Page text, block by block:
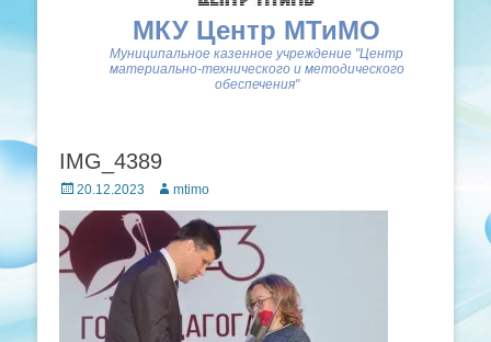
МКУ Центр МТиМО
Муниципальное казенное учреждение "Центр
материально-технического и методического
обеспечения"
IMG_4389
Posted
on
20.12.2023 Author
mtimo